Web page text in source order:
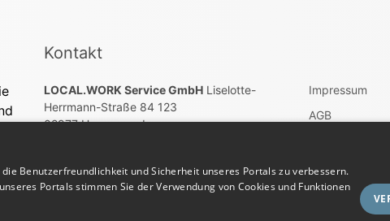
Kontakt
LOCAL.WORK Service GmbHLiselotte-
Herrmann-Straße 84 123
02977 Hoyerswerda
Telefon: Tel. +49 (0) 3571 – 60 86 80
Impressum
AGB
Datenschutz
Vertrag
Benutzerfreundlichkeit und Sicherheit unseres Portals zu verbessern.
Portals stimmen Sie der Verwendung von Cookies und Funktionen